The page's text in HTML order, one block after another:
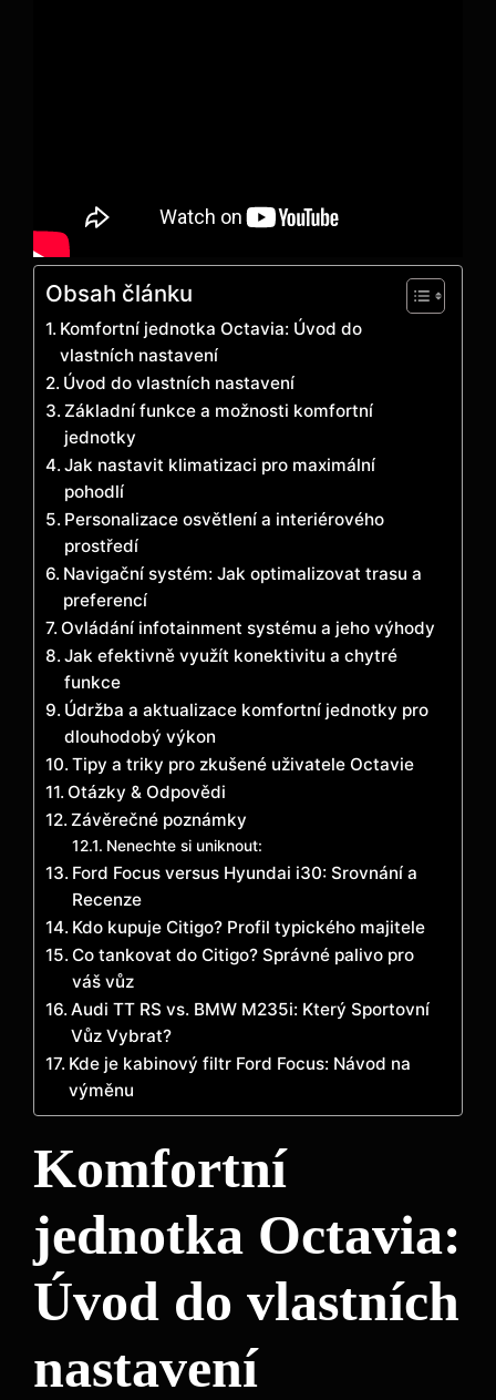
Obsah článku
Komfortní jednotka Octavia: Úvod do
vlastních nastavení
Úvod do vlastních nastavení
Základní funkce a možnosti komfortní
jednotky
Jak nastavit klimatizaci pro maximální
pohodlí
Personalizace osvětlení a interiérového
prostředí
Navigační systém: Jak optimalizovat trasu a
preferencí
Ovládání infotainment systému a jeho výhody
Jak efektivně využít konektivitu a chytré
funkce
Údržba a aktualizace komfortní jednotky pro
dlouhodobý výkon
Tipy a triky pro zkušené uživatele Octavie
Otázky & Odpovědi
Závěrečné poznámky
Nenechte si uniknout:
Ford Focus versus Hyundai i30: Srovnání a
Recenze
Kdo kupuje Citigo? Profil typického majitele
Co tankovat do Citigo? Správné palivo pro
váš vůz
Audi TT RS vs. BMW M235i: Který Sportovní
Vůz Vybrat?
Kde je kabinový filtr Ford Focus: Návod na
výměnu
Komfortní
jednotka Octavia:
Úvod do vlastních
nastavení